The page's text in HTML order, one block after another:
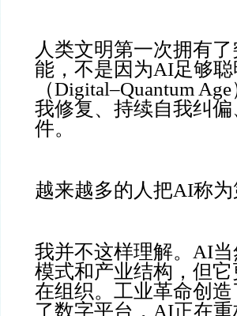
人类文明第一次拥有
能，不是因为AI足够
（Digital–Quantum
我修复、持续自我纠
件。
越来越多的人把AI称
我并不这样理解。AI
模式和产业结构，但
在组织。工业革命创
了数字平台，AI正在